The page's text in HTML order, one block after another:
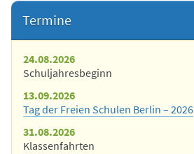
Termine
24.08.2026
Schuljahresbeginn
13.09.2026
Tag der Freien Schulen Berlin – 2026
31.08.2026
Klassenfahrten